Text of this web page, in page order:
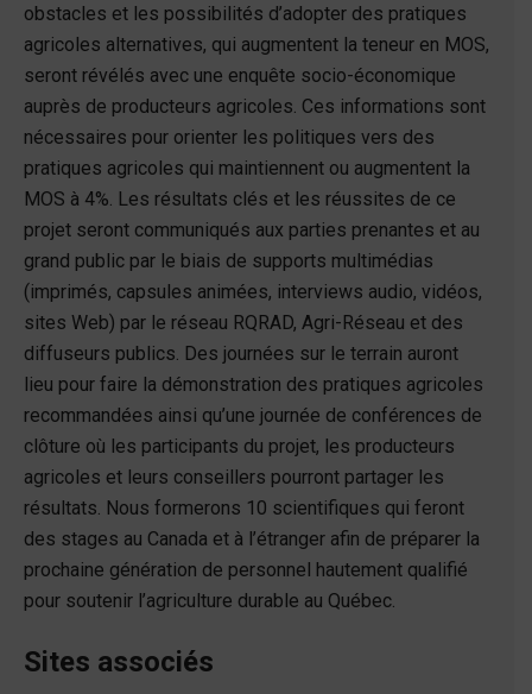
obstacles et les possibilités d’adopter des pratiques
agricoles alternatives, qui augmentent la teneur en MOS,
seront révélés avec une enquête socio-économique
auprès de producteurs agricoles. Ces informations sont
nécessaires pour orienter les politiques vers des
pratiques agricoles qui maintiennent ou augmentent la
MOS à 4%. Les résultats clés et les réussites de ce
projet seront communiqués aux parties prenantes et au
grand public par le biais de supports multimédias
(imprimés, capsules animées, interviews audio, vidéos,
sites Web) par le réseau RQRAD, Agri-Réseau et des
diffuseurs publics. Des journées sur le terrain auront
lieu pour faire la démonstration des pratiques agricoles
recommandées ainsi qu’une journée de conférences de
clôture où les participants du projet, les producteurs
agricoles et leurs conseillers pourront partager les
résultats. Nous formerons 10 scientifiques qui feront
des stages au Canada et à l’étranger afin de préparer la
prochaine génération de personnel hautement qualifié
pour soutenir l’agriculture durable au Québec.
Sites associés